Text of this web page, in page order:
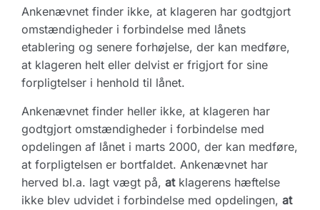
Ankenævnet finder ikke, at klageren har godtgjort
omstændigheder i forbindelse med lånets
etablering og senere forhøjelse, der kan medføre,
at klageren helt eller delvist er frigjort for sine
forpligtelser i henhold til lånet.
Ankenævnet finder heller ikke, at klageren har
godtgjort omstændigheder i forbindelse med
opdelingen af lånet i marts 2000, der kan medføre,
at forpligtelsen er bortfaldet. Ankenævnet har
herved bl.a. lagt vægt på, atklagerens hæftelse
ikke blev udvidet i forbindelse med opdelingen, at